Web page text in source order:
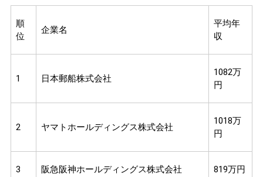
順
位
企業名
平均年
収
1 日本郵船株式会社
1082万
円
2 ヤマトホールディングス株式会社
1018万
円
3 阪急阪神ホールディングス株式会社 819万円